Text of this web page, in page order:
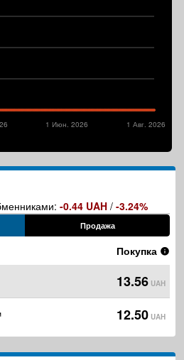
1 Авг. 2026
1 Июн. 2026
-0.44 UAH / -3.24%
Продажа
Покупка
13.56 UAH
12.50 UAH